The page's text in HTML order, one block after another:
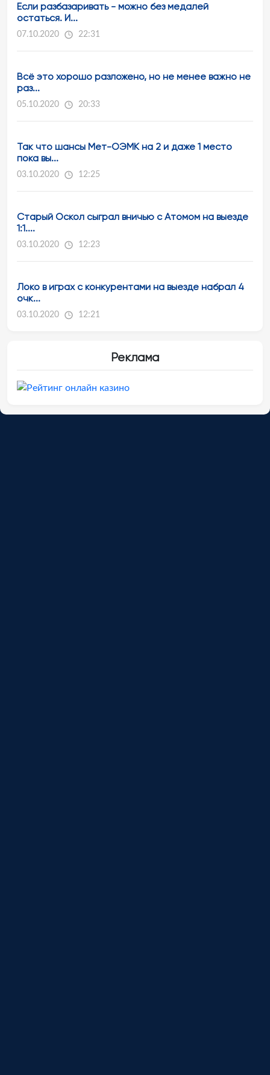
Если разбазаривать - можно без медалей
остаться. И...
07.10.2020 22:31
Всё это хорошо разложено, но не менее важно не
раз...
05.10.2020 20:33
Так что шансы Мет-ОЭМК на 2 и даже 1 место
пока вы...
03.10.2020 12:25
Старый Оскол сыграл вничью с Атомом на выезде
1:1....
03.10.2020 12:23
Локо в играх с конкурентами на выезде набрал 4
очк...
03.10.2020 12:21
Реклама